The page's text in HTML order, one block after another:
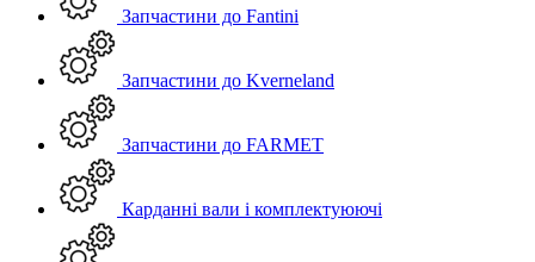
Запчастини до Fantini
Запчастини до Kverneland
Запчастини до FARMET
Карданні вали і комплектуюючі